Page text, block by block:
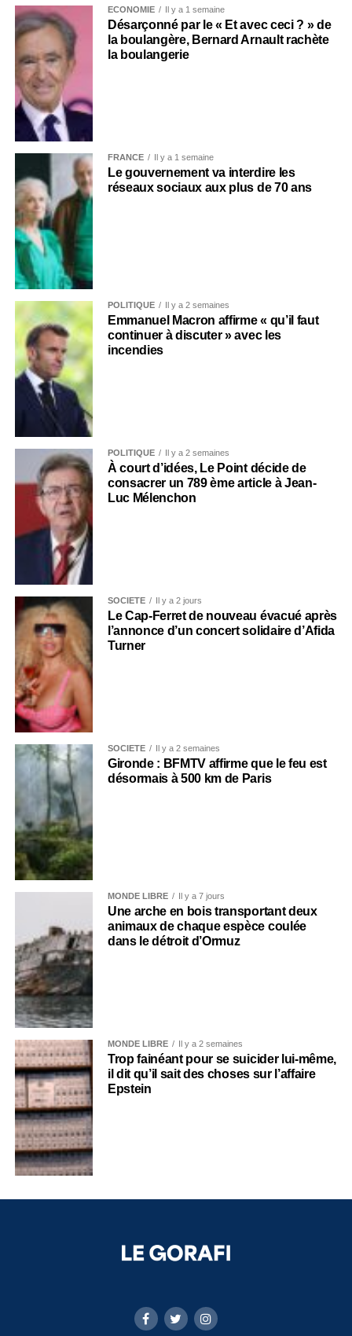
ECONOMIE Il y a 1 semaine
Désarçonné par le « Et avec ceci ? » de
la boulangère, Bernard Arnault rachète
la boulangerie
FRANCE Il y a 1 semaine
Le gouvernement va interdire les
réseaux sociaux aux plus de 70 ans
POLITIQUE Il y a 2 semaines
Emmanuel Macron affirme « qu’il faut
continuer à discuter » avec les
incendies
POLITIQUE Il y a 2 semaines
À court d’idées, Le Point décide de
consacrer un 789 ème article à Jean-
Luc Mélenchon
SOCIÉTÉ Il y a 2 jours
Le Cap-Ferret de nouveau évacué après
l’annonce d’un concert solidaire d’Afida
Turner
SOCIÉTÉ Il y a 2 semaines
Gironde : BFMTV affirme que le feu est
désormais à 500 km de Paris
MONDE LIBRE Il y a 7 jours
Une arche en bois transportant deux
animaux de chaque espèce coulée
dans le détroit d’Ormuz
MONDE LIBRE Il y a 2 semaines
Trop fainéant pour se suicider lui-même,
il dit qu’il sait des choses sur l’affaire
Epstein